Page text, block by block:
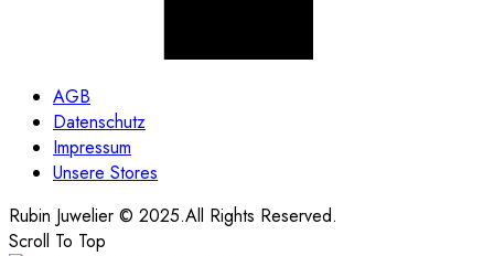
AGB
Datenschutz
Impressum
Unsere Stores
Rubin Juwelier © 2025.All Rights Reserved.
Scroll To Top